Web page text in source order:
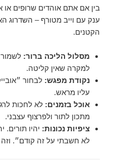
בין אם אתם אוהדים שרופים
ענק עם וייב מטורף – השדרוג
הקטנים.
מסלול הליכה ברור:
למקרה שאין קליטה.
נקודת מפגש: לבחור
עליו מראש.
אוכל בזמנים: לא לחכות
מתכון לתור ולפרצוף עצבני.
ציפיות נכונות: יהיו תורים.
לא חשבתי על זה קודם״.